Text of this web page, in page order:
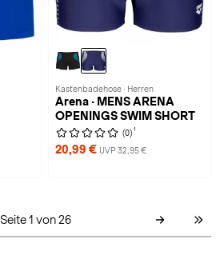
Kastenbadehose · Herren
Arena · MENS ARENA
OPENINGS SWIM SHORT
(0) 1
20,99 € UVP 32,95 €
Seite 1 von 26